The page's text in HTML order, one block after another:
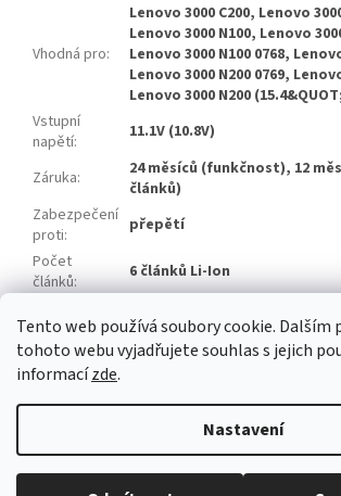
Tento web používá soubory cookie. Dalším
tohoto webu vyjadřujete souhlas s jejich
informacízde.
Nastavení
Vhodná pro:
Lenovo 3000 C200, Lenovo
Lenovo 3000 N100, Lenovo
Lenovo 3000 N100 0768,
Lenovo 3000 N200 0769,
Lenovo 3000 N200
Vstupní
napětí: 11.1V (10.8V)
Záruka:
24 měsíců (funkčnost), 12
článků)
Zabezpečení
proti:
přepětí
Počet
článků:
6 článků Li-Ion
článků: Zhuoneng
Vytvořil Shoptet